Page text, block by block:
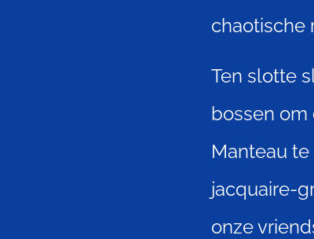
chaotische
Ten slotte
bossen om
Manteau
jacquaire-
onze